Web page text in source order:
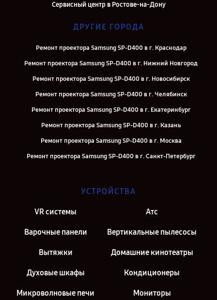
Сервисный центр в Ростове-на-Дону
ДРУГИЕ ГОРОДА
Ремонт проектора Samsung SP-D400 в г. Краснодар
Ремонт проектора Samsung SP-D400 в г. Нижний Новгород
Ремонт проектора Samsung SP-D400 в г. Новосибирск
Ремонт проектора Samsung SP-D400 в г. Челябинск
Ремонт проектора Samsung SP-D400 в г. Екатеринбург
Ремонт проектора Samsung SP-D400 в г. Казань
Ремонт проектора Samsung SP-D400 в г. Москва
Ремонт проектора Samsung SP-D400 в г. Санкт-Петербург
УСТРОЙСТВА
VR системы Атс
Варочные панели Вертикальные пылесосы
Вытяжки Домашние кинотеатры
Духовые шкафы Кондиционеры
Микроволновые печи Мониторы